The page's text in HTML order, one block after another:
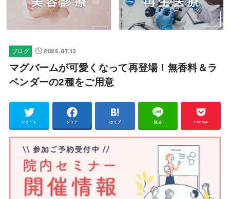
ブログ 2025.07.13
マグバームが可愛くなって再登場！無香料＆ラ
ベンダーの2種をご用意
ツイート シェア はてブ 送る Pocket